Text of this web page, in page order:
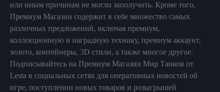
или иным причинам не могли заполучить. Кроме того,
Премиум Магазин содержит в себе множество самых
различных предложений, включая премиум,
коллекционную и наградную технику, премиум аккаунт,
золото, контейнеры, 3D стили, а также многое другое.
Подписывайтесь на Премиум Магазин Мир Танков от
Lesta в социальных сетях для оперативных новостей об
игре, поступлении новых товаров и розыгрышей